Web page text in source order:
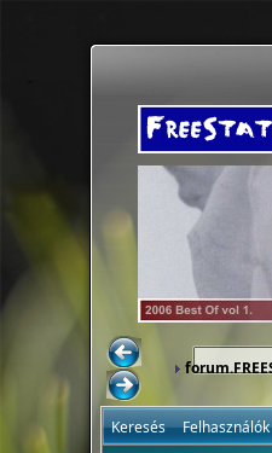
Keresés Felhasználók